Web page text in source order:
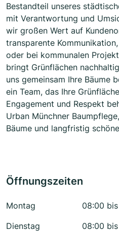
Bestandteil unseres
mit Verantwortung und
wir großen Wert auf
transparente
oder bei kommunalen
bringt Grünflächen
uns gemeinsam Ihre Bäume
ein Team, das Ihre
Engagement und Respekt
Urban Münchner
Bäume und langfristig
Öffnungszeiten
Montag
08:00 bis
Dienstag
08:00 bis